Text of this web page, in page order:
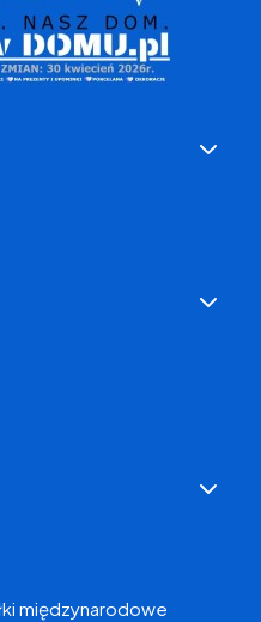
międzynarodowe